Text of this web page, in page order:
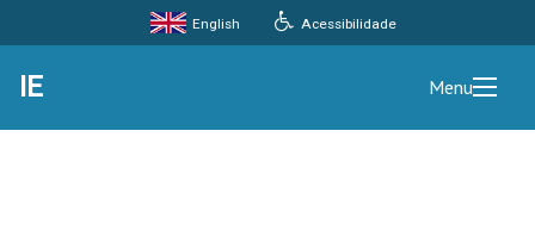
Acessibilidade
English
IE Menu